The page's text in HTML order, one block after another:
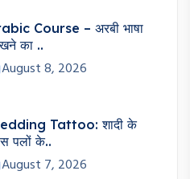
Course – अरबी भाषा
का ..
August 8, 2026
Tattoo: शादी के
पलों के..
August 7, 2026